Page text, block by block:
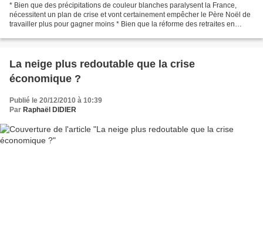
* Bien que des précipitations de couleur blanches paralysent la France,
nécessitent un plan de crise et vont certainement empêcher le Père Noël de
travailler plus pour gagner moins * Bien que la réforme des retraites en
La neige plus redoutable que la crise
économique ?
Publié le 20/12/2010 à 10:39
Par Raphaël DIDIER